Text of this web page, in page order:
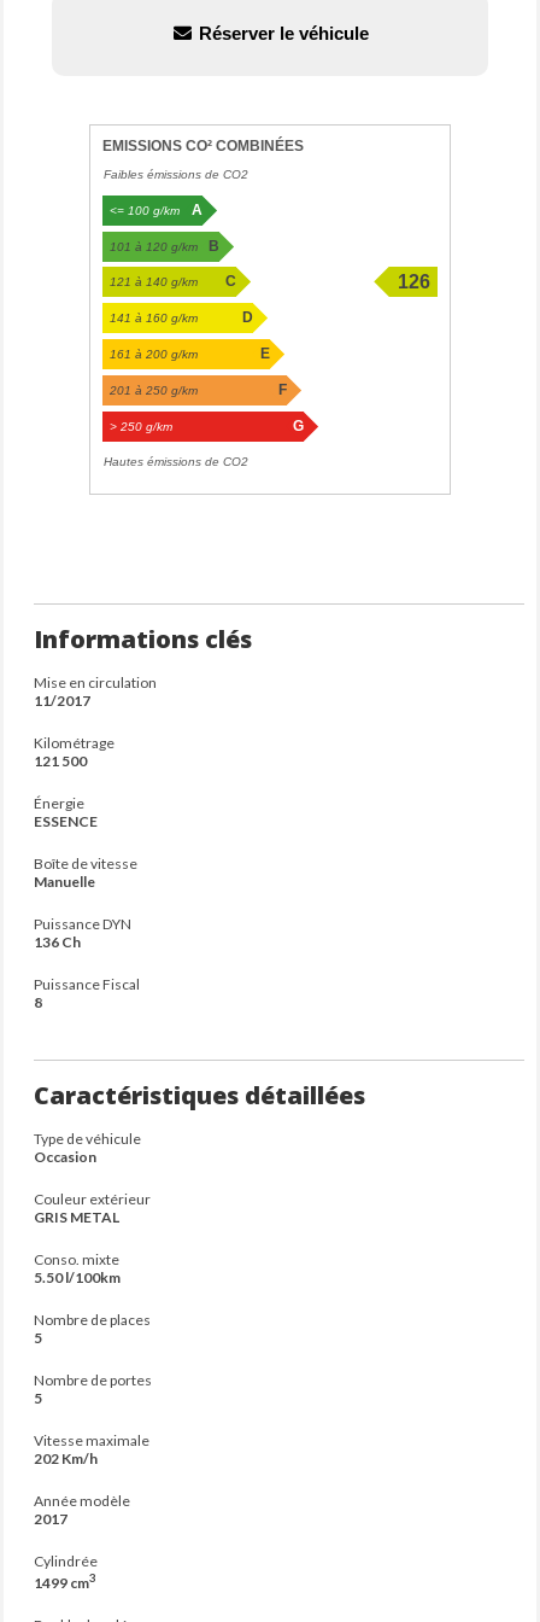
Réserver le véhicule
EMISSIONS CO² COMBINÉES
Faibles émissions de CO2
<= 100 g/km A
101 à 120 g/km B
121 à 140 g/km C
126
141 à 160 g/km D
161 à 200 g/km E
201 à 250 g/km F
> 250 g/km G
Hautes émissions de CO2
Informations clés
Mise en circulation
11/2017
Kilométrage
121 500
Énergie
ESSENCE
Boîte de vitesse
Manuelle
Puissance DYN
136 Ch
Puissance Fiscal
8
Caractéristiques détaillées
Type de véhicule
Occasion
Couleur extérieur
GRIS METAL
Conso. mixte
5.50 l/100km
Nombre de places
5
Nombre de portes
5
Vitesse maximale
202 Km/h
Année modèle
2017
Cylindrée
1499 cm3